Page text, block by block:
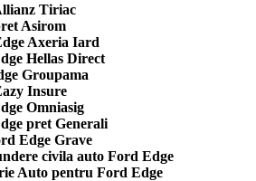
Tiriac
Asirom
Axeria Iard
Hellas Direct
Groupama
Insure
Omniasig
pret Generali
Edge Grave
civila auto Ford Edge
Auto pentru Ford Edge